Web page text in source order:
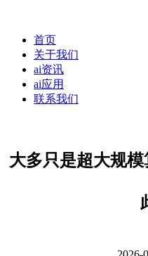
首页
关于我们
ai资讯
ai应用
联系我们
大多只是超大规